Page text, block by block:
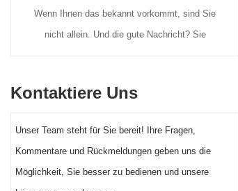
Wenn Ihnen das bekannt vorkommt, sind Sie
nicht allein. Und die gute Nachricht? Sie
Vorgartendekoration dieses Jahr wirklich
Kontaktiere Uns
Unser Team steht für Sie bereit! Ihre Fragen,
Kommentare und Rückmeldungen geben uns die
Möglichkeit, Sie besser zu bedienen und unsere